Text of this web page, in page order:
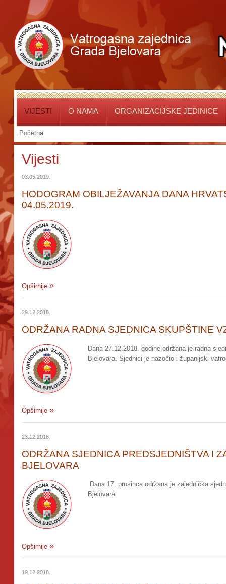
VIJESTI O NAMA ORGANIZACIJSKE JEDINICE
Početna
Vijesti
03.05.2019.
HODOGRAM OBILJEŽAVANJA DANA
04.05.2019.
Opširnije
29.12.2018.
ODRŽANA RADNA SJEDNICA SKUPŠTINE
Dana 27.12.2018. godine održana je radna
Bjelovara. Sjednici je nazočio i županijski
Opširnije
23.12.2018.
ODRŽANA SJEDNICA PREDSJEDNIŠTVA I
BJELOVARA
Dana 17. prosinca održana je zajednička
Bjelovara.
Opširnije
19.12.2018.